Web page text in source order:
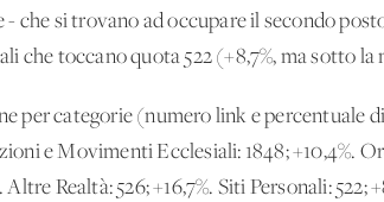
che si trovano ad occupare il secondo
che toccano quota 522 (+8,7%, ma sotto la
per categorie (numero link e percentuale
e Movimenti Ecclesiali: 1848; +10,4%.
Altre Realtà: 526; +16,7%. Siti Personali: